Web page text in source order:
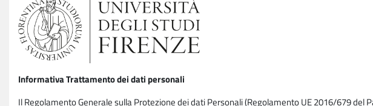
Informativa Trattamento dei dati personali
Il Regolamento Generale sulla Protezione dei dati Personali (Regolamento UE 2016/679 del